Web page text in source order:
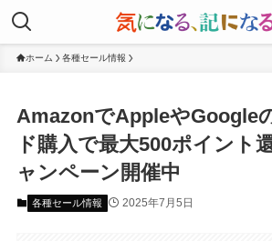
ホーム 各種セール情報
AmazonでAppleやGoogle
ド購入で最大500ポイント
ャンペーン開催中
各種セール情報 2025年7月5日